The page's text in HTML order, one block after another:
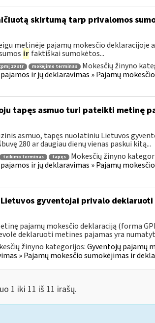
skirtumą tarp privalomos
metinėje pajamų mokesčio deklaracijoje
ir faktiškai sumokėtos...
29 str mokėjimo terminas Mokesčių žinyno
ir jų deklaravimas » Pajamų
tapęs asmuo turi pateikti metinę
asmuo, tapęs nuolatiniu Lietuvos
280 ar daugiau dienų vienas paskui kitą...
teikimo terminas tapęs Mokesčių žinyno
ir jų deklaravimas » Pajamų
gyventojai privalo deklaruoti
pajamų mokesčio deklaraciją (forma
deklaruoti metines pajamas yra
žinyno kategorijos:Gyventojų pajamų
» Pajamų mokesčio sumokėjimas ir
1 iki 11 iš 11 irašų.